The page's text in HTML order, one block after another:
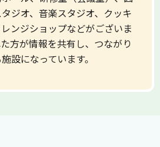
ジオ、音楽スタジオ、クッキ
ンジショップなどがございま
方が情報を共有し、つながり
設になっています。